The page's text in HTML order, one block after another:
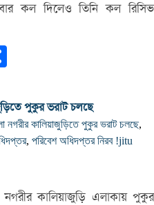
কল দিলেও তিনি কল রিসিভ
পুকুর ভরাট চলছে
নগরীর কালিয়াজুড়িতে পুকুর ভরাট চলছে,
, পরিবেশ অধিদপ্তর নিরব !jitu
কালিয়াজুড়ি এলাকায় পুকুর